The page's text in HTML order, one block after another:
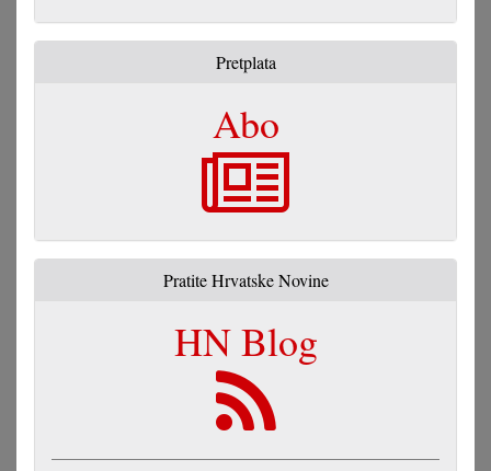
Pretplata
Abo
Pratite Hrvatske Novine
HN Blog